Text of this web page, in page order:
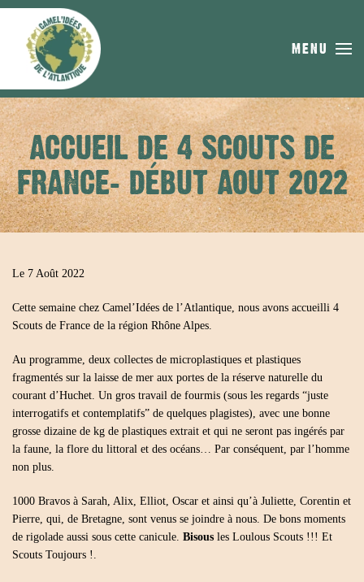
Skip to main content
MENU
ACCUEIL DE 4 SCOUTS DE
FRANCE- DÉBUT AOUT 2022
Le 7 Août 2022
Cette semaine chez Camel’Idées de l’Atlantique, nous avons accueilli 4
Scouts de France de la région Rhône Alpes.
Au programme, deux collectes de microplastiques et plastiques
fragmentés sur la laisse de mer aux portes de la réserve naturelle du
courant d’Huchet. Un gros travail de fourmis (sous les regards “juste
interrogatifs et contemplatifs” de quelques plagistes), avec une bonne
grosse dizaine de kg de plastiques extrait et qui ne seront pas ingérés par
la faune, la flore du littoral et des océans… Par conséquent, par l’homme
non plus.
1000 Bravos à Sarah, Alix, Elliot, Oscar et ainsi qu’à Juliette, Corentin et
Pierre, qui, de Bretagne, sont venus se joindre à nous. De bons moments
de rigolade aussi sous cette canicule. Bisous les Loulous Scouts !!! Et
Scouts Toujours !.